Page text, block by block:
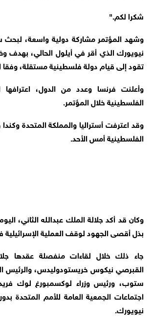
شكرا لكم."
وشهد المؤتمر مشاركة دولية واسعة، لبحث
نيويورك الذي أقر في أيلول الحالي،
تقود إلى قيام دولة فلسطينية مستقلة، وفقا
وأعلنت فرنسا وعدد من الدول، اعترافها
الفلسطينية خلال المؤتمر.
وقد اعترفت أستراليا والمملكة المتحدة وكندا
الفلسطينية أمس الأحد.
وكان قد أكد جلالة الملك عبدﷲ الثاني،
بذل أقصى الجهود لوقف العملية الإسرائيلية
جاء ذلك خلال لقاءات منفصلة عقدها
القبرصي نيكوس خريستودوليدس، والرئيس
ستوب، ورئيس وزراء لوكسمبورغ لوك
اجتماعات الجمعية العامة للأمم المتحدة
نيويورك.